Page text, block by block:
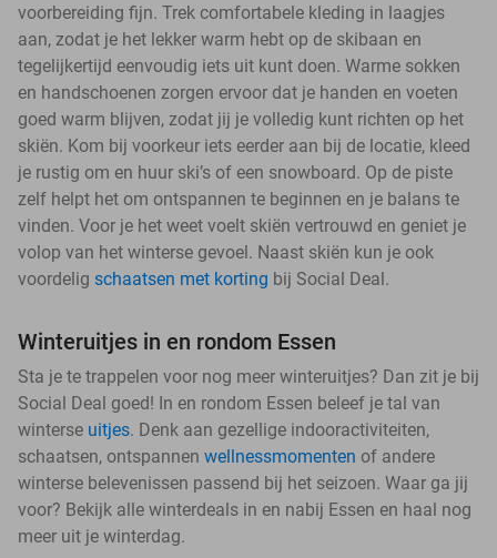
voorbereiding fijn. Trek comfortabele kleding in laagjes
aan, zodat je het lekker warm hebt op de skibaan en
tegelijkertijd eenvoudig iets uit kunt doen. Warme sokken
en handschoenen zorgen ervoor dat je handen en voeten
goed warm blijven, zodat jij je volledig kunt richten op het
skiën. Kom bij voorkeur iets eerder aan bij de locatie, kleed
je rustig om en huur ski’s of een snowboard. Op de piste
zelf helpt het om ontspannen te beginnen en je balans te
vinden. Voor je het weet voelt skiën vertrouwd en geniet je
volop van het winterse gevoel. Naast skiën kun je ook
voordelig schaatsen met korting bij Social Deal.
Winteruitjes in en rondom Essen
Sta je te trappelen voor nog meer winteruitjes? Dan zit je bij
Social Deal goed! In en rondom Essen beleef je tal van
winterse uitjes. Denk aan gezellige indooractiviteiten,
schaatsen, ontspannen wellnessmomenten of andere
winterse belevenissen passend bij het seizoen. Waar ga jij
voor? Bekijk alle winterdeals in en nabij Essen en haal nog
meer uit je winterdag.